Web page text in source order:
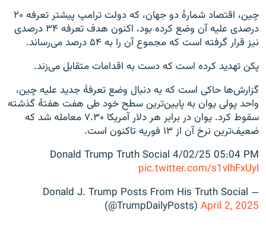
چین، اقتصاد شمارهٔ دو جهان، که دولت ترامپ پیشتر تعرفه ۲۰
درصدی علیه آن وضع کرده بود، اکنون هدف تعرفه ۳۴ درصدی
نیز قرار گرفته است که مجموع آن را به ۵۴ درصد می‌رساند.
پکن تهدید کرده است که دست به اقدامات متقابل می‌زند.
گزارش‌ها حاکی است که به دنبال وضع تعرفهٔ جدید علیه چین،
واحد پولی یوان به پایین‌ترین سطح خود طی هفت هفتهٔ گذشته
سقوط کرد. یوان در برابر هر دلار آمریکا ۷.۳۰ معامله شد که
ضعیف‌ترین نرخ آن از ۱۳ فوریه تاکنون است.
Donald Trump Truth Social 4/02/25 05:04 PM
pic.twitter.com/s1vlhFxUyl
— Donald J. Trump Posts From His Truth Social
(@TrumpDailyPosts) April 2, 2025